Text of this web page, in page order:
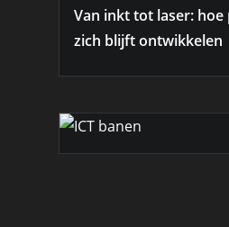
Van inkt tot laser:
zich blijft ontwikkelen